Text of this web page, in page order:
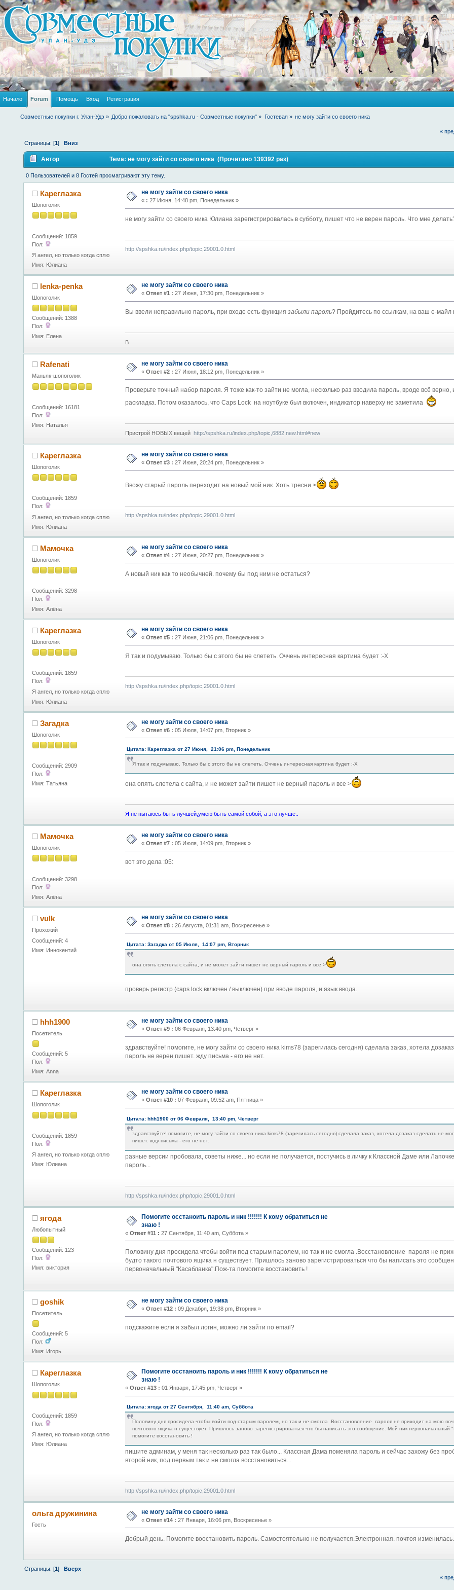
Начало Forum Помощь Вход Регистрация
Совместные покупки г. Улан-Удэ » Добро пожаловать на "spshka.ru - Совместные покупки" » Гостевая» не могу зайти со своего ника
«
Страницы: [1]Вниз
Автор Тема: не могу зайти со своего ника (Прочитано 139392 раз)
0 Пользователей и 8 Гостей просматривают эту тему.
Кареглазка
Шопоголик
Сообщений: 1859
Пол:
Я ангел, но только когда сплю
Имя: Юлиана
не могу зайти со своего ника
« : 27 Июня, 14:48 pm, Понедельник »
не могу зайти со своего ника Юлиана зарегистрировалась в субботу, пишет что не верен пароль. Что мне
http://spshka.ru/index.php/topic,29001.0.html
lenka-penka
Шопоголик
Сообщений: 1388
Пол:
Имя: Елена
не могу зайти со своего ника
« Ответ #1 : 27 Июня, 17:30 pm, Понедельник »
Вы ввели неправильно пароль, при входе есть функция забыли пароль? Пройдитесь по ссылкам, на ваш е-
В
Rafenati
Маньяк-шопоголик
Сообщений: 16181
Пол:
Имя: Наталья
не могу зайти со своего ника
« Ответ #2 : 27 Июня, 18:12 pm, Понедельник »
Проверьте точный набор пароля. Я тоже как-то зайти не могла, несколько раз вводила пароль, вроде всё верно,
раскладка. Потом оказалось, что Caps Lock на ноутбуке был включен, индикатор наверху не заметила
Пристрой НОВЫХ вещей http://spshka.ru/index.php/topic,6882.new.html#new
Кареглазка
Шопоголик
Сообщений: 1859
Пол:
Я ангел, но только когда сплю
Имя: Юлиана
не могу зайти со своего ника
« Ответ #3 : 27 Июня, 20:24 pm, Понедельник »
Ввожу старый пароль переходит на новый мой ник. Хоть тресни >
http://spshka.ru/index.php/topic,29001.0.html
Мамочка
Шопоголик
Сообщений: 3298
Пол:
Имя: Алёна
не могу зайти со своего ника
« Ответ #4 : 27 Июня, 20:27 pm, Понедельник »
А новый ник как то необычней. почему бы под ним не остаться?
Кареглазка
Шопоголик
Сообщений: 1859
Пол:
Я ангел, но только когда сплю
Имя: Юлиана
не могу зайти со своего ника
« Ответ #5 : 27 Июня, 21:06 pm, Понедельник »
Я так и подумываю. Только бы с этого бы не слететь. Оччень интересная картина будет :-X
http://spshka.ru/index.php/topic,29001.0.html
Загадка
Шопоголик
Сообщений: 2909
Пол:
Имя: Татьяна
не могу зайти со своего ника
« Ответ #6 : 05 Июля, 14:07 pm, Вторник »
Цитата: Кареглазка от 27 Июня, 21:06 pm, Понедельник
Я так и подумываю. Только бы с этого бы не слететь. Оччень интересная картина будет :-X
она опять слетела с сайта, и не может зайти пишет не верный пароль и все >
Я не пытаюсь быть лучшей,умею быть самой собой, а это лучше..
Мамочка
Шопоголик
Сообщений: 3298
Пол:
Имя: Алёна
не могу зайти со своего ника
« Ответ #7 : 05 Июля, 14:09 pm, Вторник »
вот это дела :05:
vulk
Прохожий
Сообщений: 4
Имя: Иннокентий
не могу зайти со своего ника
« Ответ #8 : 26 Августа, 01:31 am, Воскресенье »
Цитата: Загадка от 05 Июля, 14:07 pm, Вторник
она опять слетела с сайта, и не может зайти пишет не верный пароль и все >
проверь регистр (caps lock включен / выключен) при вводе пароля, и язык ввода.
hhh1900
Посетитель
Сообщений: 5
Пол:
Имя: Anna
не могу зайти со своего ника
« Ответ #9 : 06 Февраля, 13:40 pm, Четверг »
здравствуйте! помогите, не могу зайти со своего ника kims78 (зарегилась сегодня) сделала заказ, хотела
пароль не верен пишет. жду письма - его не нет.
Кареглазка
Шопоголик
Сообщений: 1859
Пол:
Я ангел, но только когда сплю
Имя: Юлиана
не могу зайти со своего ника
« Ответ #10 : 07 Февраля, 09:52 am, Пятница »
Цитата: hhh1900 от 06 Февраля, 13:40 pm, Четверг
здравствуйте! помогите, не могу зайти со своего ника kims78 (зарегилась сегодня) сделала заказ, хотела дозаказ сделать не
пишет. жду письма - его не нет.
разные версии пробовала, советы ниже... но если не получается, постучись в личку к Классной Даме или
пароль...
http://spshka.ru/index.php/topic,29001.0.html
ягода
Любопытный
Сообщений: 123
Пол:
Имя: виктория
Помогите осстаноить пароль и ник !!!!!!! К кому обратиться не
знаю !
« Ответ #11 : 27 Сентября, 11:40 am, Суббота »
Половину дня просидела чтобы войти под старым паролем, но так и не смогла .Восстановление пароля не
будто такого почтового ящика н существует. Пришлось заново зарегистрироваться что бы написать это
первоначальный "Касабланка".Пож-та помогите восстановить !
goshik
Посетитель
Сообщений: 5
Пол:
Имя: Игорь
не могу зайти со своего ника
« Ответ #12 : 09 Декабря, 19:38 pm, Вторник »
подскажите если я забыл логин, можно ли зайти по email?
Кареглазка
Шопоголик
Сообщений: 1859
Пол:
Я ангел, но только когда сплю
Имя: Юлиана
Помогите осстаноить пароль и ник !!!!!!! К кому обратиться не
знаю !
« Ответ #13 : 01 Января, 17:45 pm, Четверг »
Цитата: ягода от 27 Сентября, 11:40 am, Суббота
Половину дня просидела чтобы войти под старым паролем, но так и не смогла .Восстановление пароля не приходит на мою
почтового ящика н существует. Пришлось заново зарегистрироваться что бы написать это сообщение. Мой ник первоначальный
помогите восстановить !
пишите админам, у меня так несколько раз так было... Классная Дама поменяла пароль и сейчас захожу без
второй ник, под первым так и не смогла восстановиться...
http://spshka.ru/index.php/topic,29001.0.html
ольга дружинина
Гость
не могу зайти со своего ника
« Ответ #14 : 27 Января, 16:06 pm, Воскресенье »
Добрый день. Помогите воостановить пароль. Самостоятельно не получается.Электронная. почтоя изменилась.
Страницы: [1]Вверх
«